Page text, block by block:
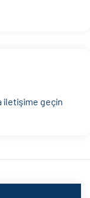
iletişime geçin